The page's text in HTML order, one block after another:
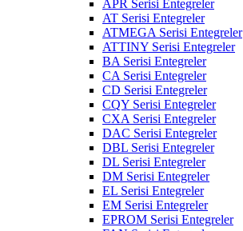
APR Serisi Entegreler
AT Serisi Entegreler
ATMEGA Serisi Entegreler
ATTINY Serisi Entegreler
BA Serisi Entegreler
CA Serisi Entegreler
CD Serisi Entegreler
CQY Serisi Entegreler
CXA Serisi Entegreler
DAC Serisi Entegreler
DBL Serisi Entegreler
DL Serisi Entegreler
DM Serisi Entegreler
EL Serisi Entegreler
EM Serisi Entegreler
EPROM Serisi Entegreler